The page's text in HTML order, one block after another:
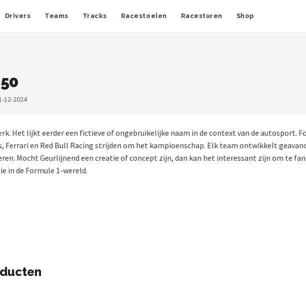
Drivers Teams Tracks Racestoelen Racesturen Shop
12-2024
Het lijkt eerder een fictieve of ongebruikelijke naam in de context van de autosport.
Ferrari en Red Bull Racing strijden om het kampioenschap. Elk team ontwikkelt
Mocht Geurlijnend een creatie of concept zijn, dan kan het interessant zijn om te
in de Formule 1-wereld.